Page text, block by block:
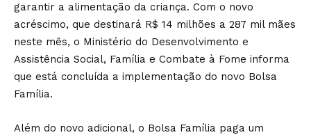
garantir a alimentação da criança. Com o novo
acréscimo, que destinará R$ 14 milhões a 287 mil mães
neste mês, o Ministério do Desenvolvimento e
Assistência Social, Família e Combate à Fome informa
que está concluída a implementação do novo Bolsa
Família.
Além do novo adicional, o Bolsa Família paga um